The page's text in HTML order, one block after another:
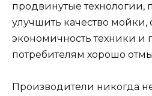
продвинутые технологии,
улучшить качество мойки,
экономичность техники и
потребителям хорошо
Производители никогда